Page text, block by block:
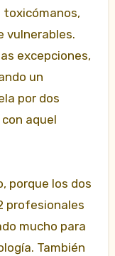
toxicómanos,
vulnerables.
excepciones,
un
por dos
aquel
porque los dos
profesionales
mucho para
También